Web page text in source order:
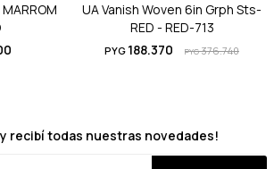
UA Vanish Woven 6in Grph Sts-
RED - RED-713
PYG 188.370 PYG376.740
recibí todas nuestras novedades!